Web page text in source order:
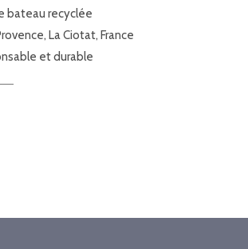
bateau recyclée
La Ciotat, France
et durable